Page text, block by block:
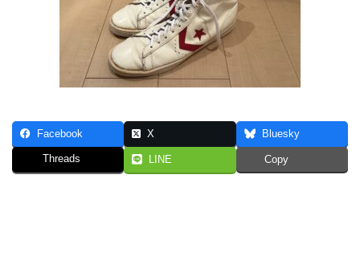
Facebook X Bluesky
Threads LINE Copy